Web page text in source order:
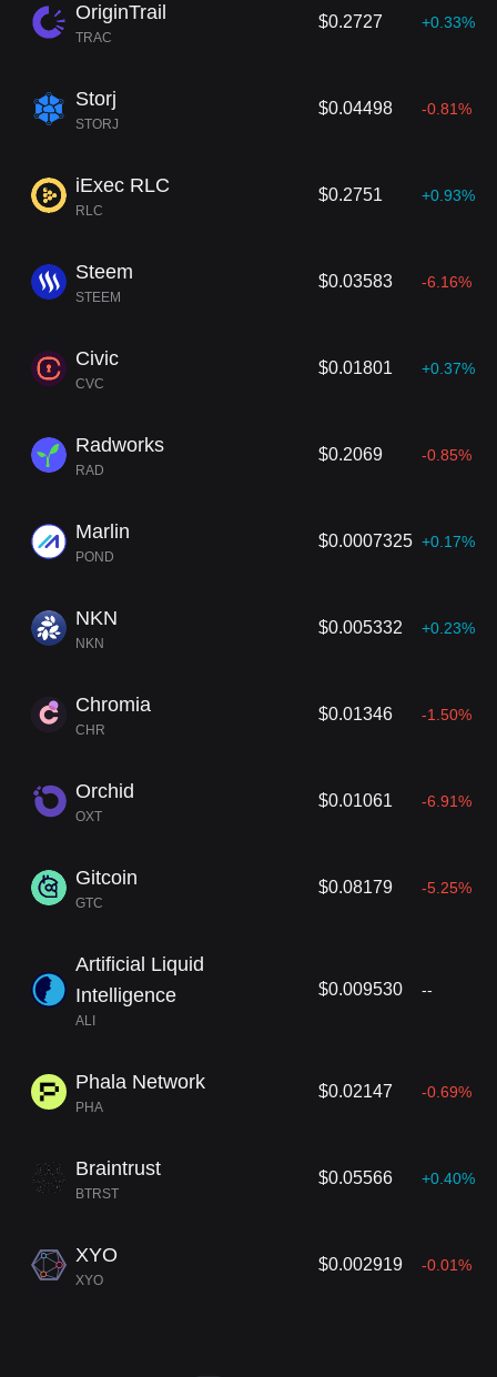
OriginTrail
TRAC
$0.2727 +0.33%
Storj
STORJ
$0.04498 -0.81%
iExec RLC
RLC
$0.2751 +0.93%
Steem
STEEM
$0.03583 -6.16%
Civic
CVC
$0.01801 +0.37%
Radworks
RAD
$0.2069 -0.85%
Marlin
POND
$0.0007325 +0.17%
NKN
NKN
$0.005332 +0.23%
Chromia
CHR
$0.01346 -1.50%
Orchid
OXT
$0.01061 -6.91%
Gitcoin
GTC
$0.08179 -5.25%
Artificial Liquid
Intelligence
ALI
$0.009530 --
Phala Network
PHA
$0.02147 -0.69%
Braintrust
BTRST
$0.05566 +0.40%
XYO
XYO
$0.002919 -0.01%